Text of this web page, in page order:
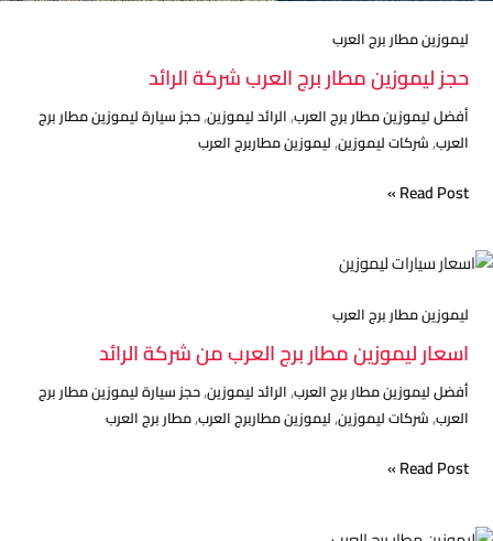
ليموزين مطار برج العرب
حجز ليموزين مطار برج العرب شركة الرائد
أفضل ليموزين مطار برج العرب,الرائد ليموزين,حجز سيارة ليموزين مطار برج
العرب,شركات ليموزين,ليموزين مطاربرج العرب
Read Post »
ليموزين مطار برج العرب
اسعار ليموزين مطار برج العرب من شركة الرائد
أفضل ليموزين مطار برج العرب,الرائد ليموزين,حجز سيارة ليموزين مطار برج
العرب,شركات ليموزين,ليموزين مطاربرج العرب,مطار برج العرب
اسعار
مطار
برج
العرب
من
شركة
Read Post »